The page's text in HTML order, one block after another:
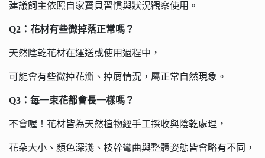
建議飼主依照自家寶貝習慣與狀況觀察使用。
Q2：花材有些微掉落正常嗎？
天然陰乾花材在運送或使用過程中，
可能會有些微掉花瓣、掉屑情況，屬正常自然現象。
Q3：每一束花都會長一樣嗎？
不會喔！花材皆為天然植物經手工採收與陰乾處理，
花朵大小、顏色深淺、枝幹彎曲與整體姿態皆會略有不同，